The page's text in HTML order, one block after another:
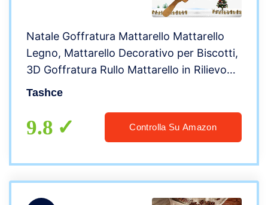
Natale Goffratura Mattarello Mattarello
Legno, Mattarello Decorativo per Biscotti,
3D Goffratura Rullo Mattarello in Rilievo
con Motivo, per DIY Cottura Biscotti
Tashce
9.8 Controlla Su Amazon